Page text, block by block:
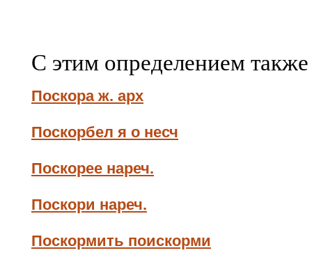
С этим определением
Поскора ж. арх
Поскорбел я о несч
Поскорее нареч.
Поскори нареч.
Поскормить поискорми